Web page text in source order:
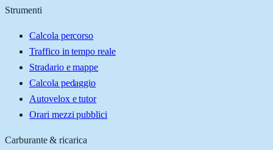
Strumenti
Calcola percorso
Traffico in tempo reale
Stradario e mappe
Calcola pedaggio
Autovelox e tutor
Orari mezzi pubblici
Carburante & ricarica